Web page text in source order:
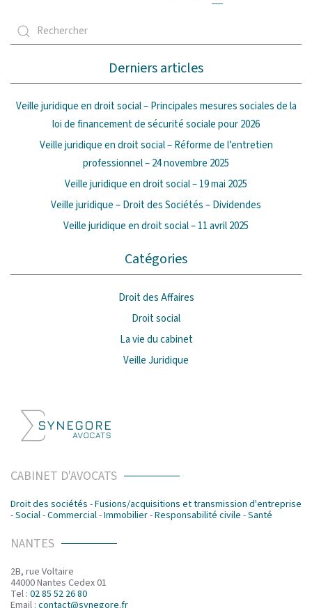
Derniers articles
Veille juridique en droit social – Principales mesures sociales de la
loi de financement de sécurité sociale pour 2026
Veille juridique en droit social – Réforme de l’entretien
professionnel – 24 novembre 2025
Veille juridique en droit social – 19 mai 2025
Veille juridique – Droit des Sociétés – Dividendes
Veille juridique en droit social – 11 avril 2025
Catégories
Droit des Affaires
Droit social
La vie du cabinet
Veille Juridique
CABINET D'AVOCATS
Droit des sociétés -Fusions/acquisitions et transmission d'entreprise
-Social-Commercial-Immobilier-Responsabilité civile -Santé
NANTES
2B, rue Voltaire
44000 Nantes Cedex 01
Tel : 02 85 52 26 80
Email : contact@synegore.fr